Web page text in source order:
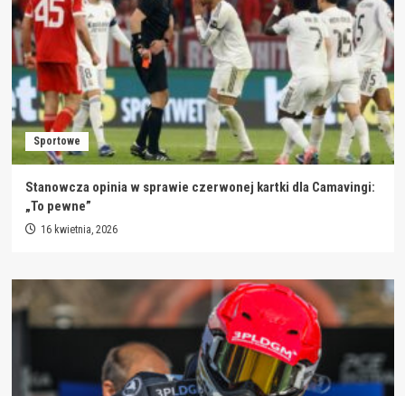
Sportowe
Stanowcza opinia w sprawie czerwonej kartki dla Camavingi:
„To pewne”
16 kwietnia, 2026